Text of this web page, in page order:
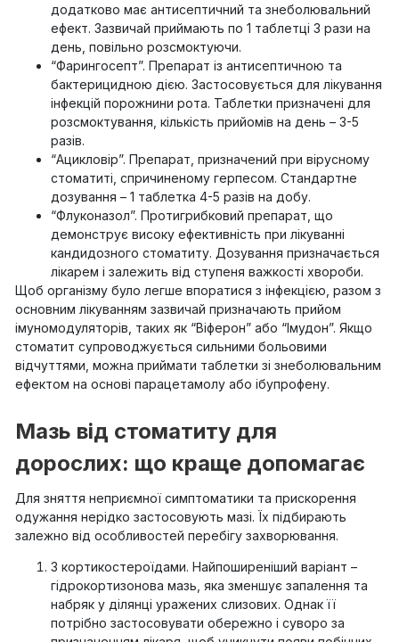
додатково має антисептичний та знеболювальний
ефект. Зазвичай приймають по 1 таблетці 3 рази на
день, повільно розсмоктуючи.
“Фарингосепт”. Препарат із антисептичною та
бактерицидною дією. Застосовується для лікування
інфекцій порожнини рота. Таблетки призначені для
розсмоктування, кількість прийомів на день – 3-5
разів.
“Ацикловір”. Препарат, призначений при вірусному
стоматиті, спричиненому герпесом. Стандартне
дозування – 1 таблетка 4-5 разів на добу.
“Флуконазол”. Протигрибковий препарат, що
демонструє високу ефективність при лікуванні
кандидозного стоматиту. Дозування призначається
лікарем і залежить від ступеня важкості хвороби.
Щоб організму було легше впоратися з інфекцією, разом з
основним лікуванням зазвичай призначають прийом
імуномодуляторів, таких як “Віферон” або “Імудон”. Якщо
стоматит супроводжується сильними больовими
відчуттями, можна приймати таблетки зі знеболювальним
ефектом на основі парацетамолу або ібупрофену.
Мазь від стоматиту для
дорослих: що краще допомагає
Для зняття неприємної симптоматики та прискорення
одужання нерідко застосовують мазі. Їх підбирають
залежно від особливостей перебігу захворювання.
З кортикостероїдами. Найпоширеніший варіант –
гідрокортизонова мазь, яка зменшує запалення та
набряк у ділянці уражених слизових. Однак її
потрібно застосовувати обережно і суворо за